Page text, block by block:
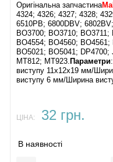
Оригінальна запчастина
4324; 4326; 4327; 4328;
6510PB; 6800DBV;
BO3700; BO3710;
BO4554; BO4560;
BO5021; BO5041;
MT812; MT923. Параметри
виступу 11х12х19 мм/
виступу 6 мм/Ширина
ЦІНА: 32 грн.
В наявності